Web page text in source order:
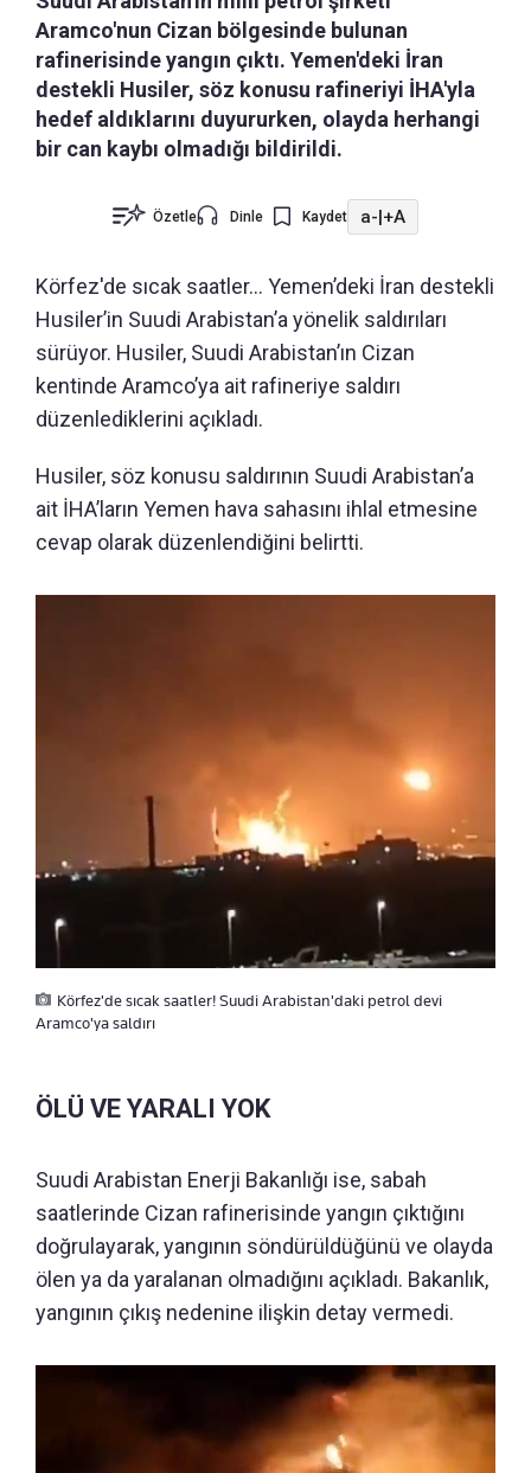
Aramco'nun Cizan bölgesinde bulunan
rafinerisinde yangın çıktı. Yemen'deki İran
destekli Husiler, söz konusu rafineriyi İHA'yla
hedef aldıklarını duyururken, olayda herhangi
bir can kaybı olmadığı bildirildi.
Özetle Dinle Kaydet a-|+A
Körfez'de sıcak saatler... Yemen’deki İran destekli
Husiler’in Suudi Arabistan’a yönelik saldırıları
sürüyor. Husiler, Suudi Arabistan’ın Cizan
kentinde Aramco’ya ait rafineriye saldırı
düzenlediklerini açıkladı.
Husiler, söz konusu saldırının Suudi Arabistan’a
ait İHA’ların Yemen hava sahasını ihlal etmesine
cevap olarak düzenlendiğini belirtti.
Körfez'de sıcak saatler! Suudi Arabistan'daki petrol devi
Aramco'ya saldırı
ÖLÜ VE YARALI YOK
Suudi Arabistan Enerji Bakanlığı ise, sabah
saatlerinde Cizan rafinerisinde yangın çıktığını
doğrulayarak, yangının söndürüldüğünü ve olayda
ölen ya da yaralanan olmadığını açıkladı. Bakanlık,
yangının çıkış nedenine ilişkin detay vermedi.